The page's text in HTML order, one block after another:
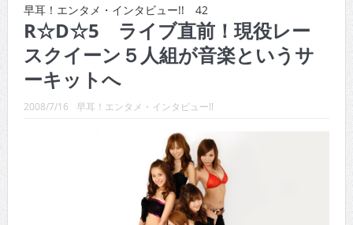
CINEMA×STYLE 288号
CINEMA×STYLE 287号
CINEMA×STYLE 286号
早耳！エンタメ・インタビュー!! 42
R☆D☆5 ライブ直前！現役レー
スクイーン５人組が音楽というサ
ーキットへ
2008/7/16 早耳！エンタメ・インタビュー!!